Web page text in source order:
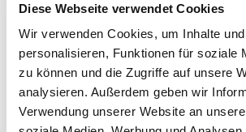
Diese Webseite verwendet Cookies
Wir verwenden Cookies, um Inhalte
personalisieren, Funktionen für soziale
zu können und die Zugriffe auf unsere
analysieren. Außerdem geben wir
Verwendung unserer Website an